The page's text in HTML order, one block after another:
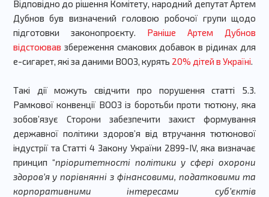
Відповідно до рішення Комітету, народний депутат Артем
Дубнов був визначений головою робочої групи щодо
підготовки законопроєкту. Раніше Артем Дубнов
відстоював збереження смакових добавок в рідинах для
е-сигарет, які за даними ВООЗ, курять 20% дітей в Україні.
Такі дії можуть свідчити про порушення статті 5.3.
Рамкової конвенції ВООЗ із боротьби проти тютюну, яка
зобовʼязує Сторони забезпечити захист формування
державної політики здоровʼя від втручання тютюнової
індустрії та Статті 4 Закону України 2899-IV, яка визначає
принцип “пріоритетності політики у сфері охорони
здоров’я у порівнянні з фінансовими, податковими та
корпоративними інтересами суб’єктів